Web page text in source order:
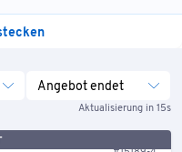
Aktualisierung in 15s
Angebot endet